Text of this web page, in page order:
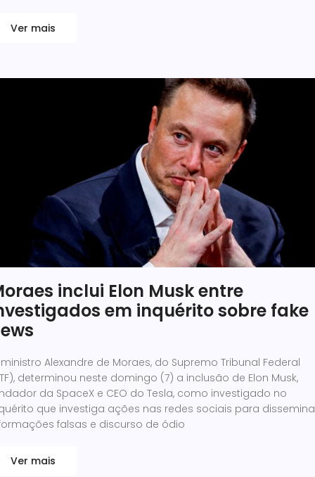
Ver mais
inclui Elon Musk entre
em inquérito sobre fake
Alexandre de Moraes, do Supremo Tribunal Federal
determinou neste domingo (7) a inclusão de Elon Musk,
da SpaceX e CEO do Tesla, como investigado no
que investiga ações nas redes sociais para
falsas e discurso de ódio
Ver mais